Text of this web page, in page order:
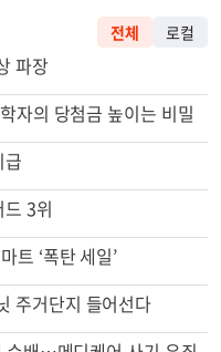
파장
자의 당첨금 높이는 비밀
3위
‘폭탄 세일’